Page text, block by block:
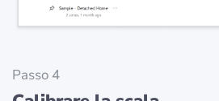
Passo 4